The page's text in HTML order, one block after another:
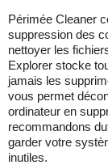
Périmée Cleaner
suppression des
nettoyer les
Explorer stocke
jamais les
vous permet
ordinateur en
recommandons
garder votre
inutiles.